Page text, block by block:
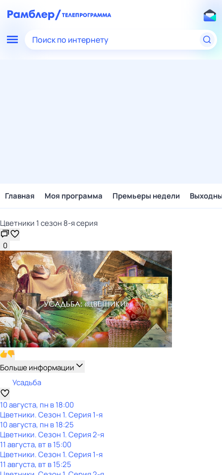
Поиск по интернету
Главная Моя программа Премьеры недели
Цветники 1 сезон 8-я серия
0
Больше информации
Усадьба
10 августа, пн в 18:00
Цветники. Сезон 1. Серия 1-я
10 августа, пн в 18:25
Цветники. Сезон 1. Серия 2-я
11 августа, вт в 15:00
Цветники. Сезон 1. Серия 1-я
11 августа, вт в 15:25